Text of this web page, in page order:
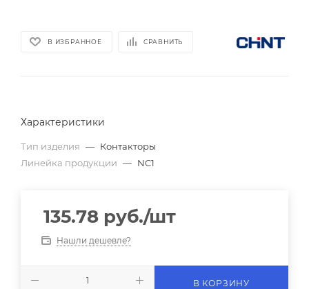
В ИЗБРАННОЕ СРАВНИТЬ
Характеристики
Тип изделия — Контакторы
Линейка продукции — NC1
135.78 руб./шт
Нашли дешевле?
В КОРЗИНУ